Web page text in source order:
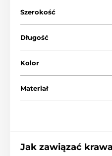
Szerokość
Długość
Kolor
Materiał
Jak zawiązać